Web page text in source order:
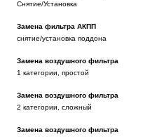
Снятие/Установка
Замена фильтра АКПП
снятие/установка поддона
Замена воздушного фильтра
1 категории, простой
Замена воздушного фильтра
2 категории, сложный
Замена воздушного фильтра
Онлайн запись
Выберите одну
История обслуживания